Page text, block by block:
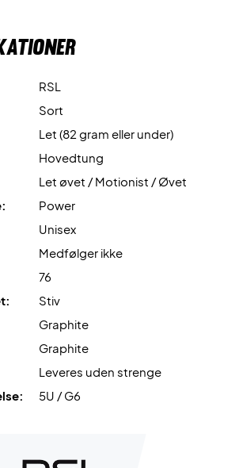
: Til denne ketcher anbefaler vi en
Ashaway Zymax 68 TX og 10,5 kg i
RSL
Sort
Let (82 gram eller under)
Hovedtung
Let øvet / Motionist / Øvet
Power
Unisex
Medfølger ikke
76
Stiv
Graphite
Graphite
Leveres uden strenge
5U / G6